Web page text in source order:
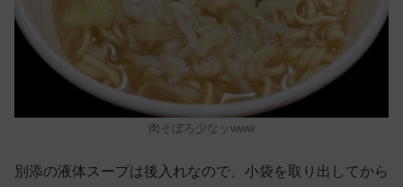
肉そぼろ少なッwww
別添の液体スープは後入れなので、小袋を取り出してから